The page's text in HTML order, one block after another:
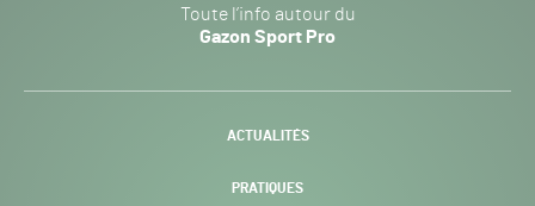
Sport
Pro
-
Toute l’info autour du
Gazon Sport Pro
ACTUALITÉS
PRATIQUES